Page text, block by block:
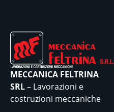
MECCANICA FELTRINA
SRL– Lavorazioni e
costruzioni meccaniche